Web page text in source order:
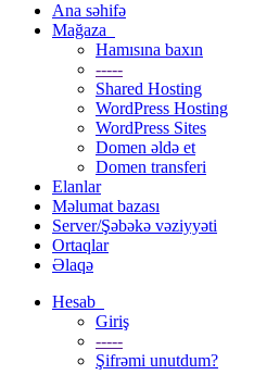
Ana səhifə
Mağaza
Hamısına baxın
-----
Shared Hosting
WordPress Hosting
WordPress Sites
Domen əldə et
Domen transferi
Elanlar
Məlumat bazası
Server/Şəbəkə vəziyyəti
Ortaqlar
Əlaqə
Hesab
Giriş
-----
Şifrəmi unutdum?